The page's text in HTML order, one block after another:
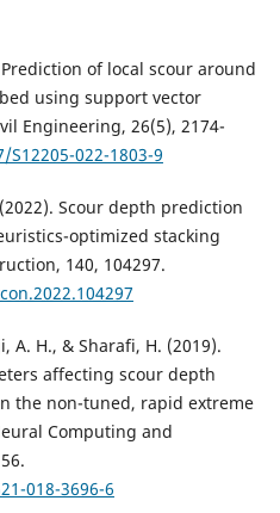
of local scour around
using support vector
Engineering, 26(5), 2174-
022-1803-9
Scour depth prediction
optimized stacking
140, 104297.
A. H., & Sharafi, H. (2019).
affecting scour depth
the non-tuned, rapid extreme
Computing and
018-3696-6